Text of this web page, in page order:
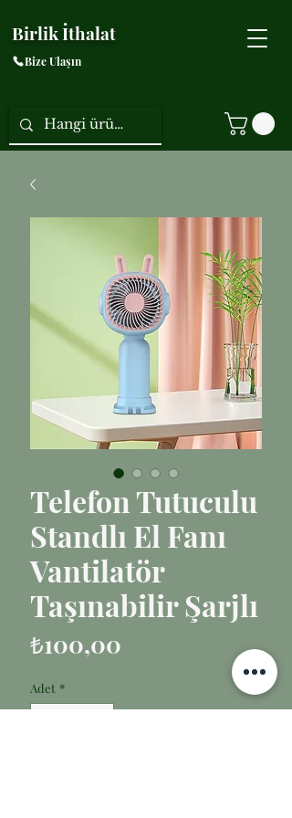
Birlik İthalat
Bize Ulaşın
Telefon Tutuculu
Standlı El Fanı
Vantilatör
Taşınabilir Şarjlı
₺100,00
Adet *